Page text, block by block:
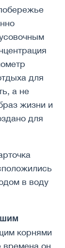
для
а не
жизни и
для
в воду
корнями
времена он